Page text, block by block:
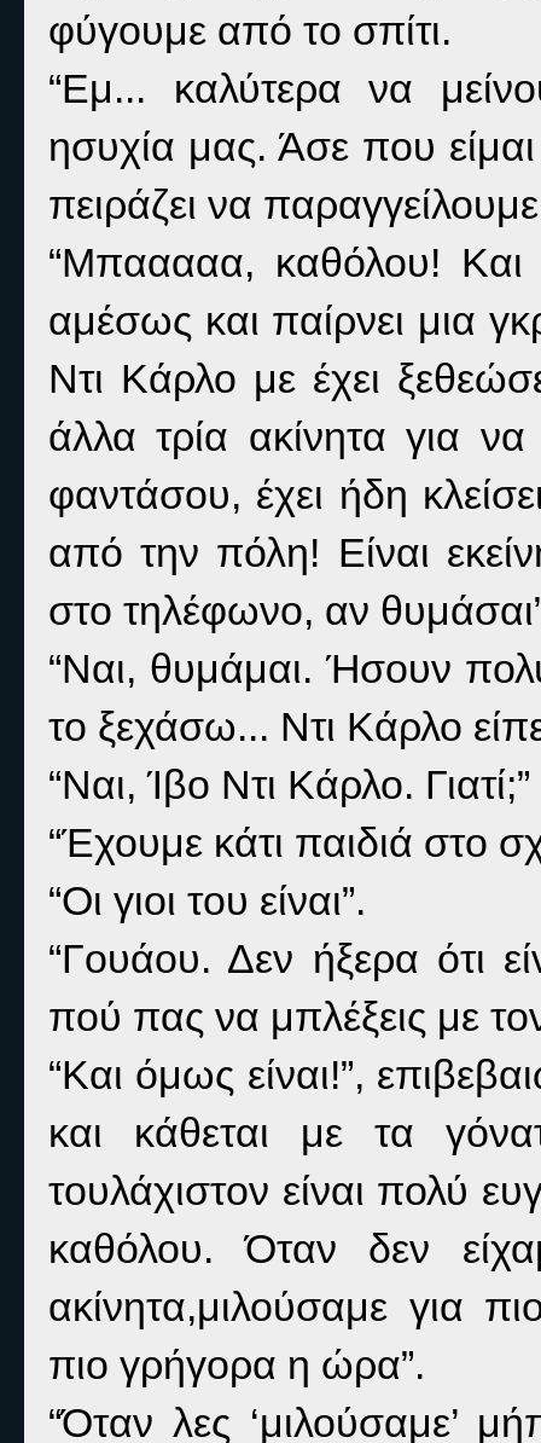
φύγουμε από το σπίτι.
“Εμ... καλύτερα να
ησυχία μας. Άσε που
πειράζει να
“Μπααααα, καθόλου! Και
αμέσως και παίρνει μια
Ντι Κάρλο με έχει
άλλα τρία ακίνητα για
φαντάσου, έχει ήδη
από την πόλη! Είναι
στο τηλέφωνο, αν
“Ναι, θυμάμαι. Ήσουν
το ξεχάσω... Ντι Κάρλο
“Ναι, Ίβο Ντι Κάρλο. Γιατί;”
“Έχουμε κάτι παιδιά στο
“Οι γιοι του είναι”.
“Γουάου. Δεν ήξερα ότι
πού πας να μπλέξεις με
“Και όμως είναι!”,
και κάθεται με τα
τουλάχιστον είναι πολύ
καθόλου. Όταν δεν
ακίνητα,μιλούσαμε για
πιο γρήγορα η ώρα”.
“Όταν λες ‘μιλούσαμε’